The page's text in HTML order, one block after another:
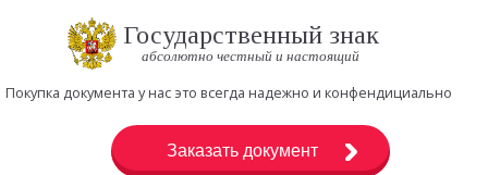
Государственный знак
абсолютно честный и настоящий
Покупка документа у нас это всегда надежно и конфендициально
Заказать документ